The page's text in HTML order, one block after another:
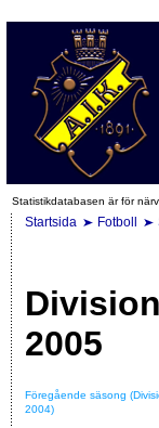
Statistikdatabasen är för
Startsida Fotboll
2005
Föregående säsong
2004)